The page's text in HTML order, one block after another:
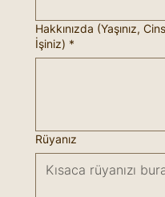
Hakkınızda (Yaşınız,
İşiniz) *
Rüyanız